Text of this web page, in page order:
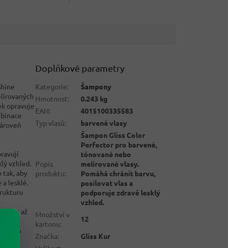
opravuje
vzhled.
tak, aby
a lesklé.
dobu až
a
Doplňkové parametry
Kategorie:
Šampony
Hmotnost:
0.243 kg
EAN:
4015100335583
Typ vlasů: barvené vlasy
Popis
produktu:
Šampon Gliss Color
Perfector pro barvené,
tónované nebo
melírované vlasy.
Pomáhá chránit barvu,
posilovat vlas a
podporuje zdravě lesklý
vzhled.
Množství v
kartonu:
12
Značka:
Gliss Kur